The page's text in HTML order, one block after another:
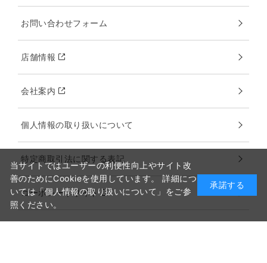
お問い合わせフォーム
店舗情報
会社案内
個人情報の取り扱いについて
特定商取引法に関する表記
コーポレートサイト
当サイトではユーザーの利便性向上やサイト改
善のためにCookieを使用しています。 詳細につ
いては「個人情報の取り扱いについて」をご参
照ください。
承諾する